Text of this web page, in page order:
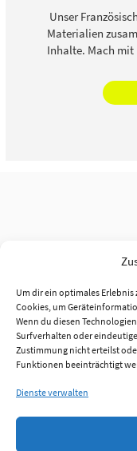
Um dir ein optimales
Cookies, um
Wenn du diesen
Surfverhalten oder
Zustimmung nicht erteilst
Funktionen beeinträchtigt
Dienste verwalten
Unser
Materialien
Inhalte. Mach mit